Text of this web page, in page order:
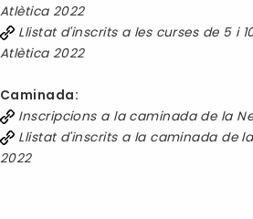
Atlètica 2022
Llistat d'inscrits a les curses de 5 i
Atlètica 2022
Caminada:
Inscripcions a la caminada de la
Llistat d'inscrits a la caminada de
2022